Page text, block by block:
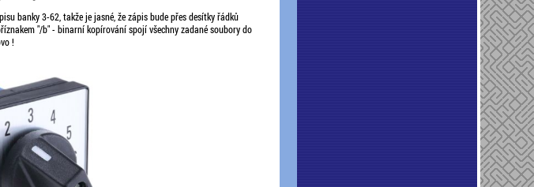
banky 3-62, takže je jasné, že zápis bude přes desítky řádků
"/b" - binarní kopírování spojí všechny zadané soubory do
!